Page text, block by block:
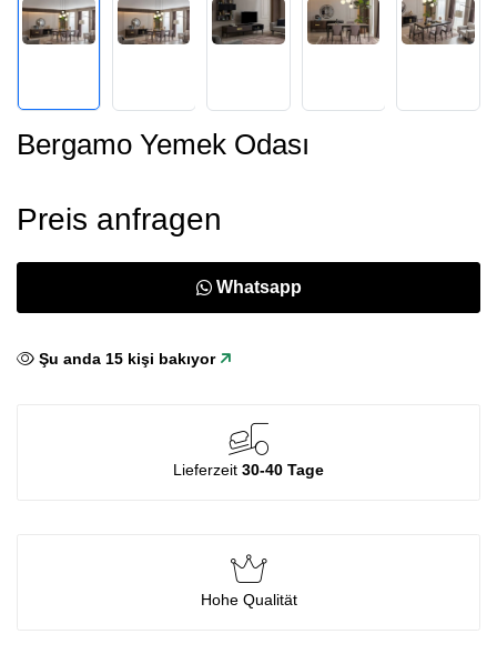
Bergamo Yemek Odası
Preis anfragen
Whatsapp
Şu anda 15 kişi bakıyor
Lieferzeit 30-40 Tage
Hohe Qualität